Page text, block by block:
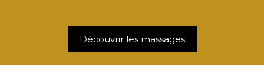
Découvrir les massages